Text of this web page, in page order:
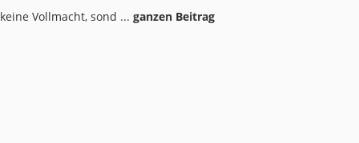
Vollmacht, sond ... ganzen Beitrag